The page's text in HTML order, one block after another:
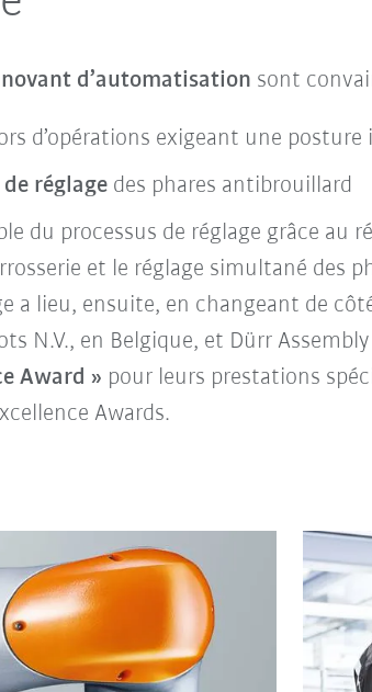
d’automatisation sont
d’opérations exigeant une
réglagedes phares antibrouillard
du processus de réglage grâce au
et le réglage simultané des
a lieu, ensuite, en changeant de
N.V., en Belgique, et Dürr
Award » pour leurs prestations
Awards.